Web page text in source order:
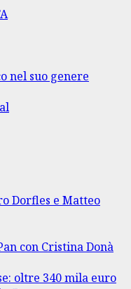
nel suo genere
Dorfles e Matteo
con Cristina Donà
oltre 340 mila euro